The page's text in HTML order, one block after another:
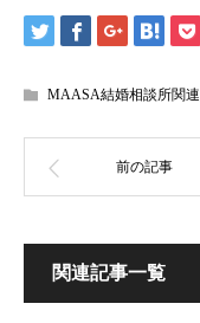
MAASA結婚相談所関連
関連記事一覧